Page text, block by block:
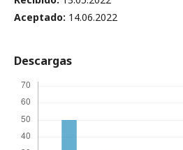
Aceptado: 14.06.2022
Descargas